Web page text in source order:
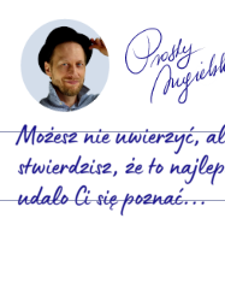
Przejdź
do
treści